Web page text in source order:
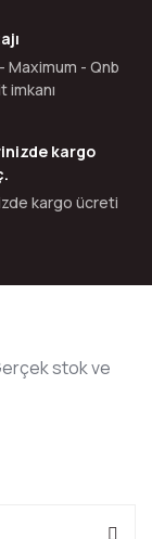
Maximum - Qnb
imkanı
kargo
kargo ücreti
stok ve